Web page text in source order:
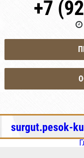
+7
surgut.pesok-